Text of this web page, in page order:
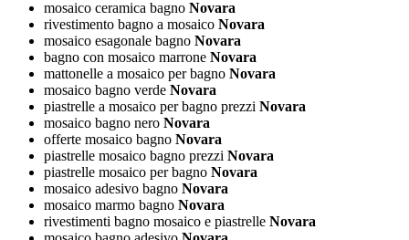
mosaico ceramica bagno Novara
rivestimento bagno a mosaico Novara
mosaico esagonale bagno Novara
bagno con mosaico marrone Novara
mattonelle a mosaico per bagno Novara
mosaico bagno verde Novara
piastrelle a mosaico per bagno prezzi Novara
mosaico bagno nero Novara
offerte mosaico bagno Novara
piastrelle mosaico bagno prezzi Novara
piastrelle mosaico per bagno Novara
mosaico adesivo bagno Novara
mosaico marmo bagno Novara
rivestimenti bagno mosaico e piastrelle Novara